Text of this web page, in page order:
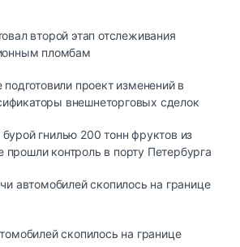
второй этап отслеживания
пломбам
подготовили проект изменений в
внешнеторговых сделок
гнилью 200 тонн фруктов из
контроль в порту Петербурга
автомобилей скопилось на границе
скопилось на границе